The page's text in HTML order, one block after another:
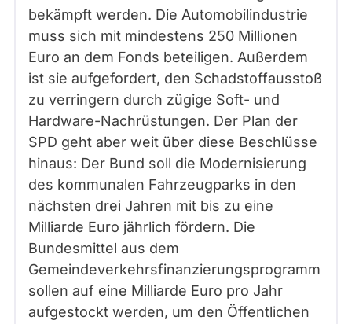
bekämpft werden. Die Automobilindustrie
muss sich mit mindestens 250 Millionen
Euro an dem Fonds beteiligen. Außerdem
ist sie aufgefordert, den Schadstoffausstoß
zu verringern durch zügige Soft- und
Hardware-Nachrüstungen. Der Plan der
SPD geht aber weit über diese Beschlüsse
hinaus: Der Bund soll die Modernisierung
des kommunalen Fahrzeugparks in den
nächsten drei Jahren mit bis zu eine
Milliarde Euro jährlich fördern. Die
Bundesmittel aus dem
Gemeindeverkehrsfinanzierungsprogramm
sollen auf eine Milliarde Euro pro Jahr
aufgestockt werden, um den Öffentlichen